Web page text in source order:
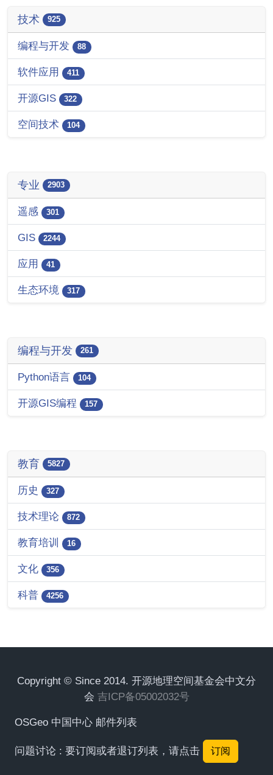
技术 925
编程与开发 88
软件应用 411
开源GIS 322
空间技术 104
专业 2903
遥感 301
GIS 2244
应用 41
生态环境 317
编程与开发 261
Python语言 104
开源GIS编程 157
教育 5827
历史 327
技术理论 872
教育培训 16
文化 356
科普 4256
Copyright © Since 2014. 开源地理空间基金会中文分
会 吉ICP备05002032号
OSGeo 中国中心 邮件列表
问题讨论 : 要订阅或者退订列表，请点击 订阅